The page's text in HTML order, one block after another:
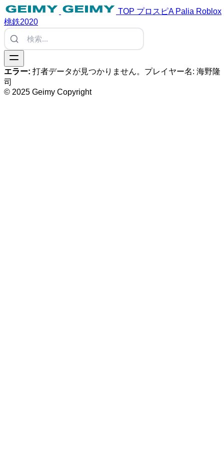
TOP プロスピA Palia Roblox
桃鉄2020
エラー: 打者データが見つかりません。プレイヤー名: 海野隆
司
© 2025 Geimy Copyright